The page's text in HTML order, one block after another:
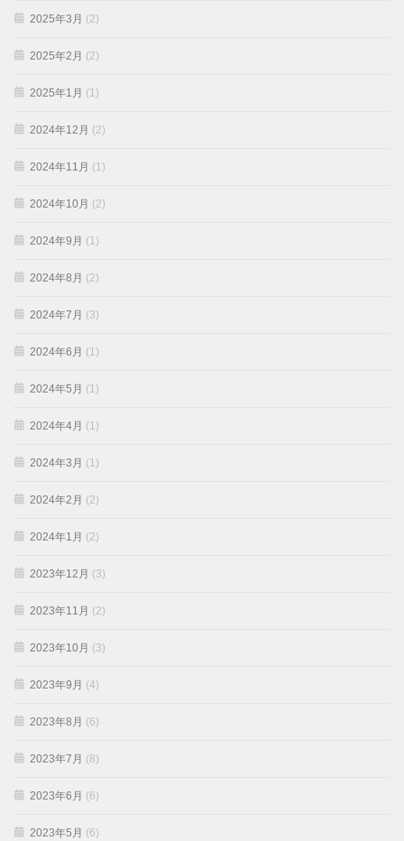
2025年3月 (2)
2025年2月 (2)
2025年1月 (1)
2024年12月 (2)
2024年11月 (1)
2024年10月 (2)
2024年9月 (1)
2024年8月 (2)
2024年7月 (3)
2024年6月 (1)
2024年5月 (1)
2024年4月 (1)
2024年3月 (1)
2024年2月 (2)
2024年1月 (2)
2023年12月 (3)
2023年11月 (2)
2023年10月 (3)
2023年9月 (4)
2023年8月 (6)
2023年7月 (8)
2023年6月 (6)
2023年5月 (6)